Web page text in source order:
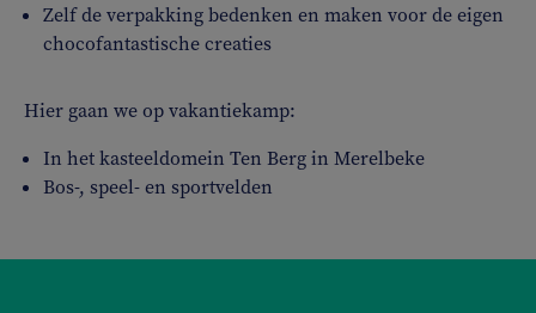
Zelf de verpakking bedenken en maken voor de eigen
chocofantastische creaties
Hier gaan we op vakantiekamp:
In het kasteeldomein Ten Berg in Merelbeke
Bos-, speel- en sportvelden